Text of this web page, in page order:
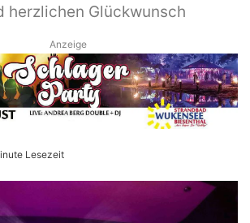
herzlichen Glückwunsch
Anzeige
Lesezeit